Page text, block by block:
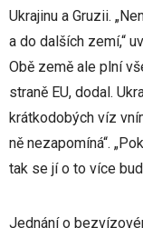
Ukrajinu a Gruzii.
a do dalších zemí,“
Obě země ale plní
straně EU, dodal.
krátkodobých víz
ně nezapomíná“.
tak se jí o to více
Jednání o